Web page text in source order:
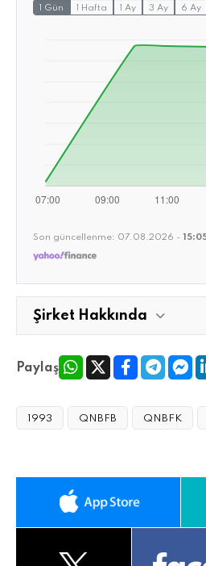
1 Gün 1 Hafta 1 Ay 3 Ay 6 Ay
Son güncellenme: 07.08.2026 -
Şirket Hakkında
Paylaş
1993 QNBFB QNBFK